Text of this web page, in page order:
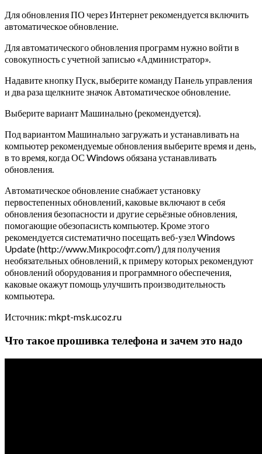
Для обновления ПО через Интернет рекомендуется включить
автоматическое обновление.
Для автоматического обновления программ нужно войти в
совокупность с учетной записью «Администратор».
Надавите кнопку Пуск, выберите команду Панель управления
и два раза щелкните значок Автоматическое обновление.
Выберите вариант Машинально (рекомендуется).
Под вариантом Машинально загружать и устанавливать на
компьютер рекомендуемые обновления выберите время и день,
в то время, когда ОС Windows обязана устанавливать
обновления.
Автоматическое обновление снабжает установку
первостепенных обновлений, каковые включают в себя
обновления безопасности и другие серьёзные обновления,
помогающие обезопасисть компьютер. Кроме этого
рекомендуется систематично посещать веб-узел Windows
Update (http://www.Микрософт.com/) для получения
необязательных обновлений, к примеру которых рекомендуют
обновлений оборудования и программного обеспечения,
каковые окажут помощь улучшить производительность
компьютера.
Источник: mkpt-msk.ucoz.ru
Что такое прошивка телефона и зачем это надо